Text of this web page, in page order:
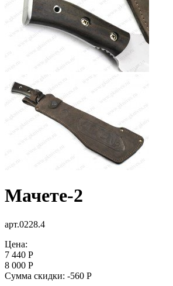
Мачете-2
арт.0228.4
Цена:
7 440 Р
8 000 Р
Сумма скидки: -560 Р